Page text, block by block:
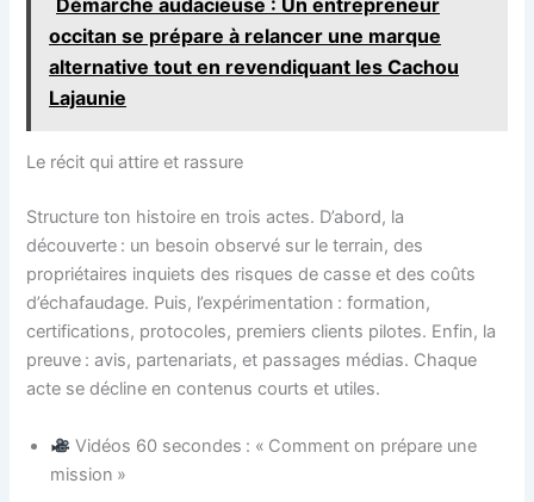
Démarche audacieuse : Un entrepreneur
occitan se prépare à relancer une marque
alternative tout en revendiquant les Cachou
Lajaunie
Le récit qui attire et rassure
Structure ton histoire en trois actes. D’abord, la
découverte : un besoin observé sur le terrain, des
propriétaires inquiets des risques de casse et des coûts
d’échafaudage. Puis, l’expérimentation : formation,
certifications, protocoles, premiers clients pilotes. Enfin, la
preuve : avis, partenariats, et passages médias. Chaque
acte se décline en contenus courts et utiles.
Vidéos 60 secondes : « Comment on prépare une
mission »